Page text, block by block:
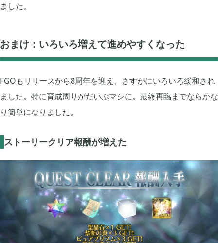
ました。
おまけ：いろいろ増えて進めやすくなった
FGOもリリースから8周年を迎え、さすがにいろいろ緩和され
ました。特に育成周りがだいぶマシに。最終再臨までならかな
り簡単になりました。
ストーリークリア報酬が増えた
2020年07月
2020年06月
2020年04月
2020年03月
2020年02月
2020年01月